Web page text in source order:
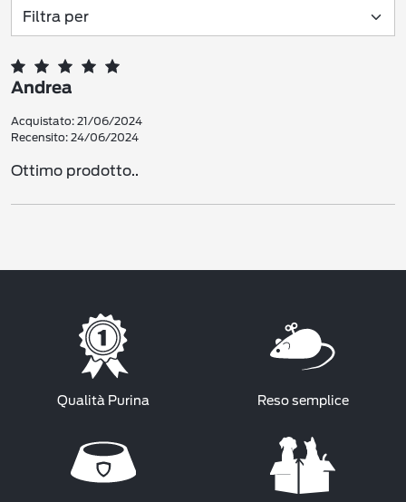
Andrea
Acquistato: 21/06/2024
Recensito: 24/06/2024
Ottimo prodotto..
Qualità Purina Reso semplice